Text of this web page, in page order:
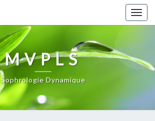
MVPLS
Sophrologie Dynamique